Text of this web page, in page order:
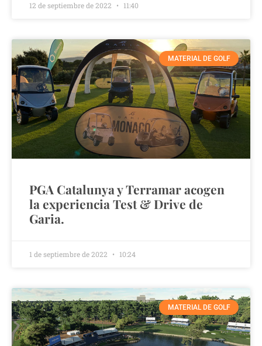
12 de septiembre de 2022 11:40
MATERIAL DE GOLF
PGA Catalunya y Terramar acogen
la experiencia Test & Drive de
Garia.
1 de septiembre de 2022 10:24
MATERIAL DE GOLF